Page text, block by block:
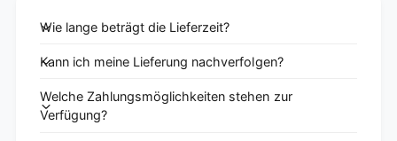
Wie lange beträgt die Lieferzeit?
Kann ich meine Lieferung nachverfolgen?
Welche Zahlungsmöglichkeiten stehen zur
Verfügung?